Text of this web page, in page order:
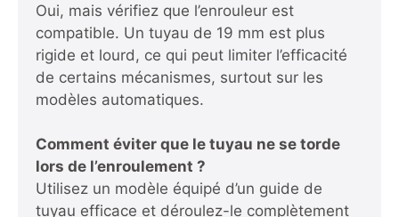
Oui, mais vérifiez que l’enrouleur est
compatible. Un tuyau de 19 mm est plus
rigide et lourd, ce qui peut limiter l’efficacité
de certains mécanismes, surtout sur les
modèles automatiques.
Comment éviter que le tuyau ne se torde
lors de l’enroulement ?
Utilisez un modèle équipé d’un guide de
tuyau efficace et déroulez-le complètement